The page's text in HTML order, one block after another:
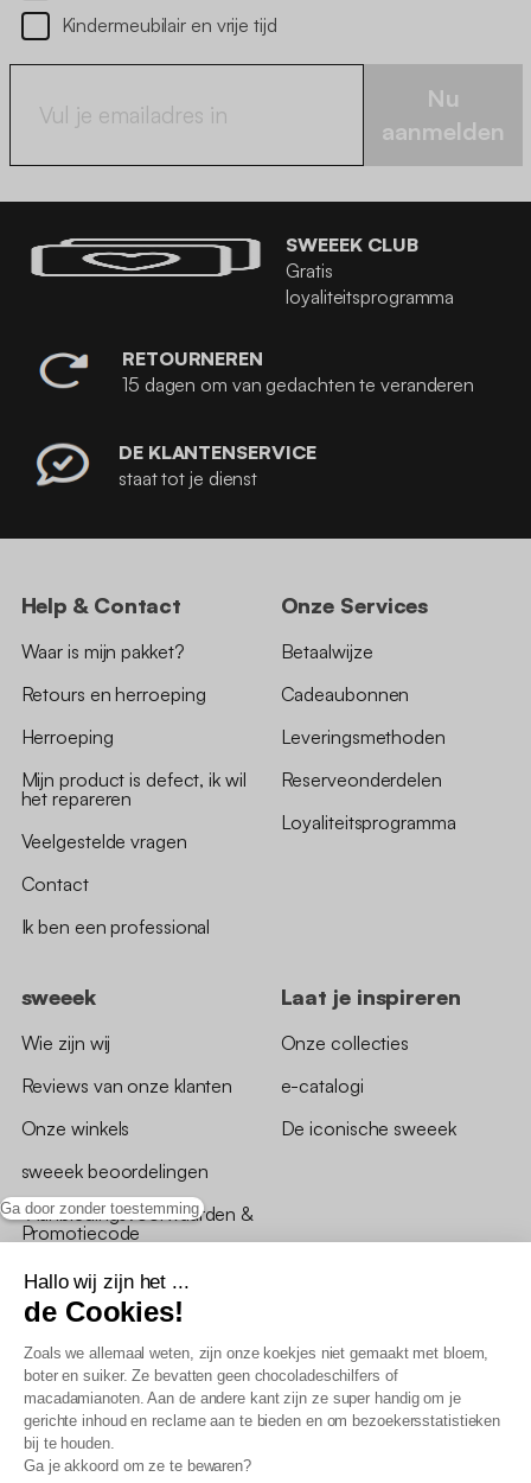
Ga door zonder toestemming
Hallo wij zijn het ...
de Cookies!
Zoals we allemaal weten, zijn onze koekjes niet gemaakt met bloem,
boter en suiker. Ze bevatten geen chocoladeschilfers of
macadamianoten. Aan de andere kant zijn ze super handig om je
gerichte inhoud en reclame aan te bieden en om bezoekersstatistieken
bij te houden.
Ga je akkoord om ze te bewaren?
Kindermeubilair en vrije tijd
Nu
aanmelden
SWEEEK CLUB
Gratis
loyaliteitsprogramma
RETOURNEREN
15 dagen om van gedachten te veranderen
DE KLANTENSERVICE
staat tot je dienst
Help & Contact
Waar is mijn pakket?
Retours en herroeping
Herroeping
Mijn product is defect, ik wil
het repareren
Veelgestelde vragen
Contact
Ik ben een professional
Onze Services
Betaalwijze
Cadeaubonnen
Leveringsmethoden
Reserveonderdelen
Loyaliteitsprogramma
sweeek
Wie zijn wij
Reviews van onze klanten
Onze winkels
sweeek beoordelingen
*Aanbiedingsvoorwaarden &
Promotiecode
Laat je inspireren
Onze collecties
e-catalogi
De iconische sweeek
Algemene verkoopsvoorwaarden
AV loyaliteitsprogramma
Beleid persoonsgegevens
Verklaring inzake toegankelijkheid